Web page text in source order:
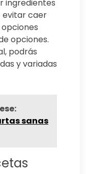
ingredientes
evitar caer
opciones.
podrás
y variadas
sanas